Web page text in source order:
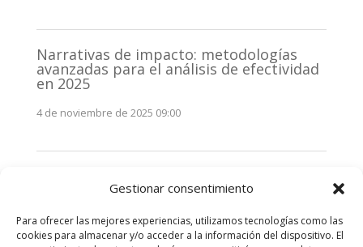
Gestionar consentimiento
Para ofrecer las mejores experiencias, utilizamos tecnologías como las
cookies para almacenar y/o acceder a la información del dispositivo. El
Narrativas de impacto: metodologías
avanzadas para el análisis de efectividad
en 2025
4 de noviembre de 2025 09:00
stakeholders en 2025: La clave de la
3 de noviembre de 2025 09:00